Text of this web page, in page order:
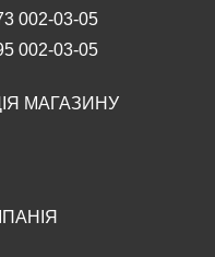
002-03-05
002-03-05
МАГАЗИНУ